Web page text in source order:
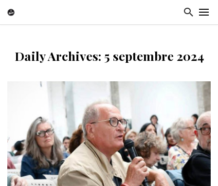
Daily Archives: 5 septembre 2024